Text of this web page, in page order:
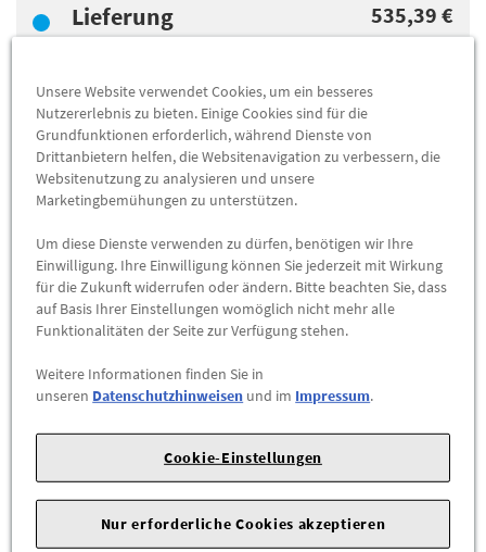
Lieferung
Preis inkl.19%MwSt.
535,39 €
Abholung
Preis inkl.19%MwSt.
Abholbar an
diesen Standorten
528,25 €
-
ZUM WARENKORB HINZUFÜGEN
Herstellerangaben: Mercedes-Benz AG |
70723 Stuttgart |Tel: +49711170 |E-Mail:
Sie sind sich nicht sicher, ob das Ersatzteil bei Ihrem Fahrzeug
Unsere Website verwendet Cookies, um ein besseres
Nutzererlebnis zu bieten. Einige Cookies sind für die
Grundfunktionen erforderlich, während Dienste von
Drittanbietern helfen, die Websitenavigation zu verbessern, die
Websitenutzung zu analysieren und unsere
Marketingbemühungen zu unterstützen.
Um diese Dienste verwenden zu dürfen, benötigen wir Ihre
Einwilligung. Ihre Einwilligung können Sie jederzeit mit Wirkung
für die Zukunft widerrufen oder ändern. Bitte beachten Sie, dass
auf Basis Ihrer Einstellungen womöglich nicht mehr alle
Funktionalitäten der Seite zur Verfügung stehen.
Weitere Informationen finden Sie in
unseren Datenschutzhinweisen und im Impressum.
Cookie-Einstellungen
Nur erforderliche Cookies akzeptieren